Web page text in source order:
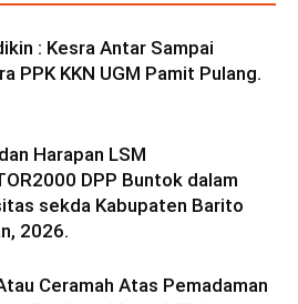
: Kesra Antar Sampai
PPK KKN UGM Pamit Pulang.
Harapan LSM
DPP Buntok dalam
sekda Kabupaten Barito
2026.
Ceramah Atas Pemadaman